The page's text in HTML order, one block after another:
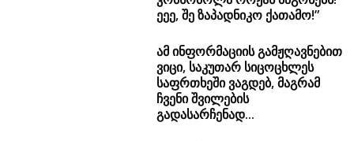
ეეე, შე ზაპადნიკო ქათამო!”
ამ ინფორმაციის გამჟღავნებით
ვიცი, საკუთარ სიცოცხლეს
საფრთხეში ვაგდებ, მაგრამ
ჩვენი შვილების
გადასარჩენად...